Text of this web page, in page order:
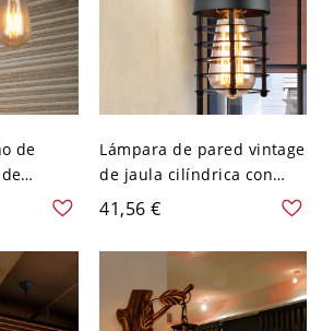
de
de
latón
-
Lámpara de pared vintage
de jaula cilíndrica con
acabado negro metálico y
1 luz para restaurante -
110 A 120 V Negro
41,56 €